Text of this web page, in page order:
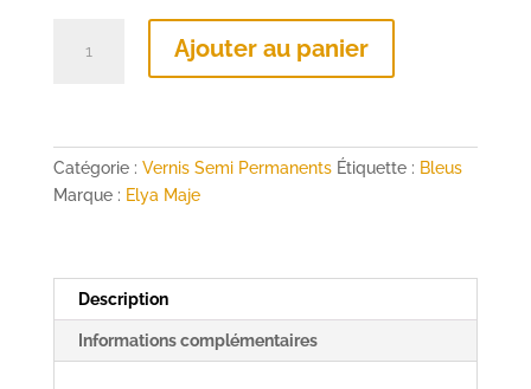
Vernis
Semi-
ml
Elya
Maje
Ajouter au panier
Catégorie : Vernis Semi Permanents Étiquette : Bleus
Marque : Elya Maje
Description
Informations complémentaires